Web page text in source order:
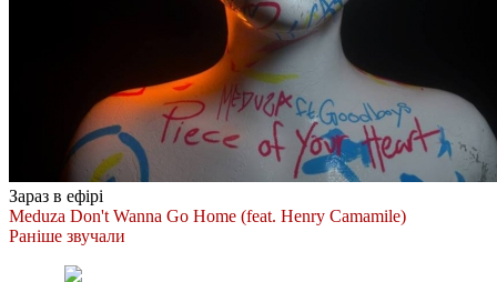
Зараз в ефірі
Meduza Don't Wanna Go Home (feat. Henry Camamile)
Раніше звучали